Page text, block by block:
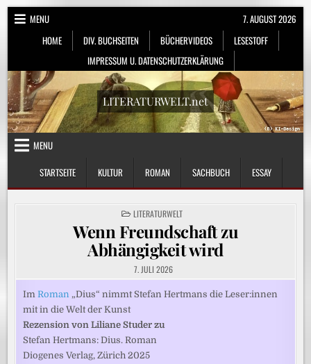
Skip
MENU
HOME
DIV. BUCHSEITEN BÜCHERVIDEOS
LESESTOFF
IMPRESSUM U. DATENSCHUTZERKLÄRUNG
7. AUGUST 2026
LITERATURWELT.net
MENU
STARTSEITE
KULTUR ROMAN SACHBUCH ESSAY
POSTED
IN
LITERATURWELT
Wenn Freundschaft zu
Abhängigkeit wird
7. JULI 2026
Im Roman „Dius“ nimmt Stefan Hertmans die Leser:innen
mit in die Welt der Kunst
Rezension von Liliane Studer zu
Stefan Hertmans: Dius. Roman
Diogenes Verlag, Zürich 2025